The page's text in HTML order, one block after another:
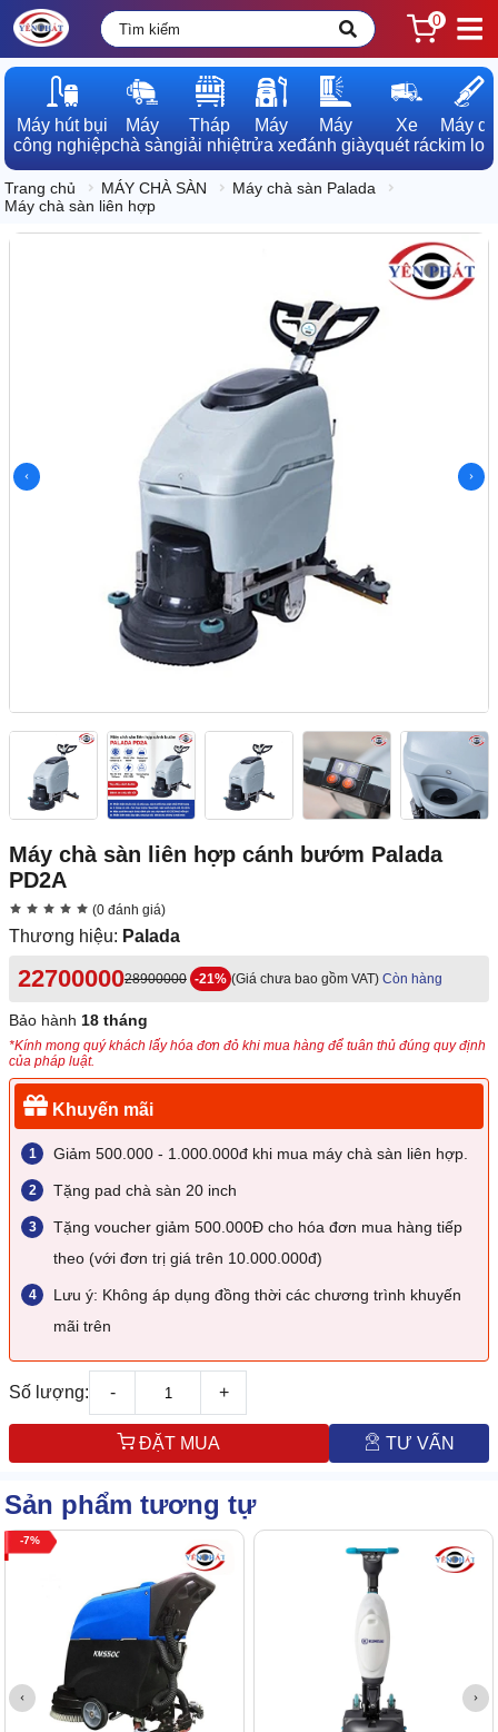
0
Máy hút bụi
công nghiệp
Máy
chà sàn
Tháp
giải nhiệt
Máy
rửa xe
Máy
đánh giày
Xe
quét rác
Máy dò
kim loại
Trang chủ MÁY CHÀ SÀN
Máy chà sàn Palada
Máy chà sàn liên hợp
Máy chà sàn liên hợp cánh bướm Palada
PD2A
(0 đánh giá)
Thương hiệu: Palada
2270000028900000 -21% (Giá chưa bao gồm VAT) Còn hàng
Bảo hành 18 tháng
*Kính mong quý khách lấy hóa đơn đỏ khi mua hàng để tuân thủ đúng quy định
của pháp luật.
Khuyến mãi
Giảm 500.000 - 1.000.000đ khi mua máy chà sàn liên hợp.
Tặng pad chà sàn 20 inch
Tặng voucher giảm 500.000Đ cho hóa đơn mua hàng tiếp
theo (với đơn trị giá trên 10.000.000đ)
Lưu ý: Không áp dụng đồng thời các chương trình khuyến
mãi trên
Số lượng: - +
ĐẶT MUA TƯ VẤN
Sản phẩm tương tự
7